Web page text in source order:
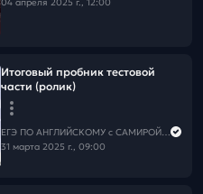
Итоговый пробник тестовой
части (ролик)
ЕГЭ ПО АНГЛИЙСКОМУ с САМИРОЙ COOLешовой
31 марта 2025 г., 09:00